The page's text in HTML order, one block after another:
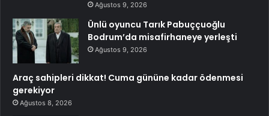
Ağustos 9, 2026
Ünlü oyuncu Tarık Pabuççuoğlu
Bodrum’da misafirhaneye yerleşti
Ağustos 9, 2026
Araç sahipleri dikkat! Cuma gününe kadar ödenmesi
gerekiyor
Ağustos 8, 2026